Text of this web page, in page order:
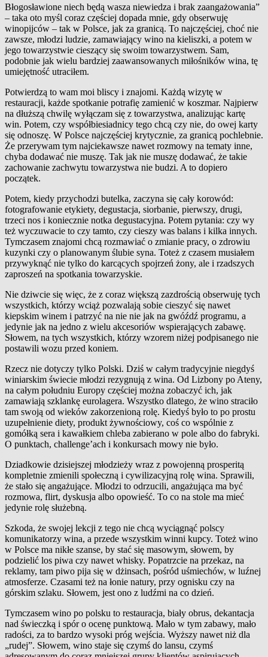
Błogosławione niech będą wasza niewiedza i brak zaangażowania”
– taka oto myśl coraz częściej dopada mnie, gdy obserwuję
winopijców – tak w Polsce, jak za granicą. To najczęściej, choć nie
zawsze, młodzi ludzie, zamawiający wino na kieliszki, a potem w
jego towarzystwie cieszący się swoim towarzystwem. Sam,
podobnie jak wielu bardziej zaawansowanych miłośników wina, tę
umiejętność utraciłem.
Potwierdzą to wam moi bliscy i znajomi. Każdą wizytę w
restauracji, każde spotkanie potrafię zamienić w koszmar. Najpierw
na dłuższą chwilę wyłączam się z towarzystwa, analizując kartę
win. Potem, czy współbiesiadnicy tego chcą czy nie, do owej karty
się odnoszę. W Polsce najczęściej krytycznie, za granicą pochlebnie.
Że przerywam tym najciekawsze nawet rozmowy na tematy inne,
chyba dodawać nie muszę. Tak jak nie muszę dodawać, że takie
zachowanie zachwytu towarzystwa nie budzi. A to dopiero
początek.
Potem, kiedy przychodzi butelka, zaczyna się cały korowód:
fotografowanie etykiety, degustacja, siorbanie, pierwszy, drugi,
trzeci nos i koniecznie notka degustacyjna. Potem pytania: czy wy
też wyczuwacie to czy tamto, czy cieszy was balans i kilka innych.
Tymczasem znajomi chcą rozmawiać o zmianie pracy, o zdrowiu
kuzynki czy o planowanym ślubie syna. Toteż z czasem musiałem
przywyknąć nie tylko do karcących spojrzeń żony, ale i rzadszych
zaproszeń na spotkania towarzyskie.
Nie dziwcie się więc, że z coraz większą zazdrością obserwuję tych
wszystkich, którzy wciąż pozwalają sobie cieszyć się nawet
kiepskim winem i patrzyć na nie nie jak na gwóźdź programu, a
jedynie jak na jedno z wielu akcesoriów wspierających zabawę.
Słowem, na tych wszystkich, którzy wzorem niżej podpisanego nie
postawili wozu przed koniem.
Rzecz nie dotyczy tylko Polski. Dziś w całym tradycyjnie niegdyś
winiarskim świecie młodzi rezygnują z wina. Od Lizbony po Ateny,
na całym południu Europy częściej można zobaczyć ich, jak
zamawiają szklankę eurolagera. Wszystko dlatego, że wino straciło
tam swoją od wieków zakorzenioną rolę. Kiedyś było to po prostu
uzupełnienie diety, produkt żywnościowy, coś co wspólnie z
gomółką sera i kawałkiem chleba zabierano w pole albo do fabryki.
O punktach, challenge’ach i konkursach mowy nie było.
Dziadkowie dzisiejszej młodzieży wraz z powojenną prosperitą
kompletnie zmienili społeczną i cywilizacyjną rolę wina. Sprawili,
że stało się angażujące. Młodzi to odrzucili, angażująca ma być
rozmowa, flirt, dyskusja albo opowieść. To co na stole ma mieć
jedynie rolę służebną.
Szkoda, że swojej lekcji z tego nie chcą wyciągnąć polscy
komunikatorzy wina, a przede wszystkim winni kupcy. Toteż wino
w Polsce ma nikłe szanse, by stać się masowym, słowem, by
podzielić los piwa czy nawet whisky. Popatrzcie na przekaz, na
reklamy, tam piwo pija się w dżinsach, pośród uśmiechów, w luźnej
atmosferze. Czasami też na łonie natury, przy ognisku czy na
górskim szlaku. Słowem, jest ono z ludźmi na co dzień.
Tymczasem wino po polsku to restauracja, biały obrus, dekantacja
nad świeczką i spór o ocenę punktową. Mało w tym zabawy, mało
radości, za to bardzo wysoki próg wejścia. Wyższy nawet niż dla
„rudej”. Słowem, wino staje się czymś do lansu, czymś